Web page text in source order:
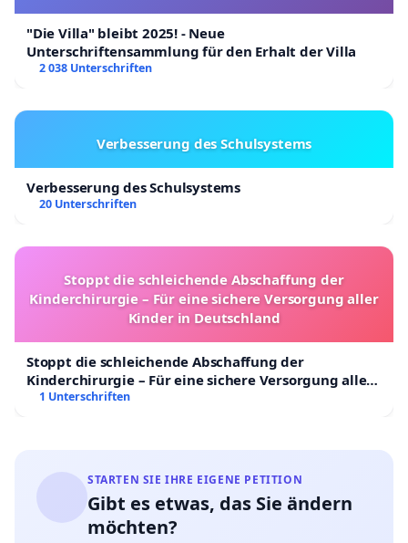
"Die Villa" bleibt 2025! - Neue
Unterschriftensammlung für den Erhalt der Villa
2 038 Unterschriften
Verbesserung des Schulsystems
Verbesserung des Schulsystems
20 Unterschriften
Stoppt die schleichende Abschaffung der
Kinderchirurgie – Für eine sichere Versorgung aller
Kinder in Deutschland
Stoppt die schleichende Abschaffung der
Kinderchirurgie – Für eine sichere Versorgung aller
Kinder in Deutschland
1 Unterschriften
STARTEN SIE IHRE EIGENE PETITION
Gibt es etwas, das Sie ändern
möchten?